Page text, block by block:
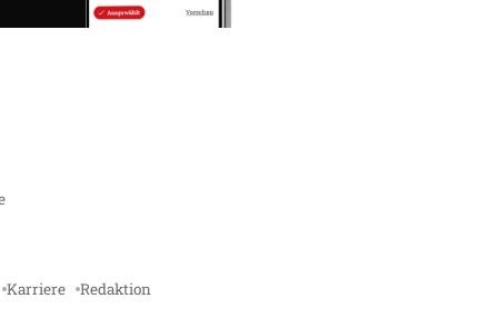
Karriere Redaktion